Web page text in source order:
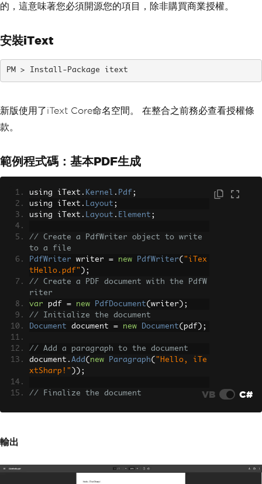
的，這意味著您必須開源您的項目，除非購買商業授權。
安裝iText
Install-Package itext
新版使用了iText Core命名空間。 在整合之前務必查看授權條
款。
範例程式碼：基本PDF生成
using iText . Kernel . Pdf ;
using iText . Layout ;
using iText . Layout . Element ;
// Create a PdfWriter object to write
to a file
PdfWriter writer = new PdfWriter( "iTex
tHello.pdf" );
// Create a PDF document with the PdfW
riter
var pdf = new PdfDocument( writer );
// Initialize the document
Document document = new Document( pdf );
// Add a paragraph to the document
document . Add ( new Paragraph( "Hello, iTe
xtSharp!" ));
// Finalize the document
VB C#
輸出